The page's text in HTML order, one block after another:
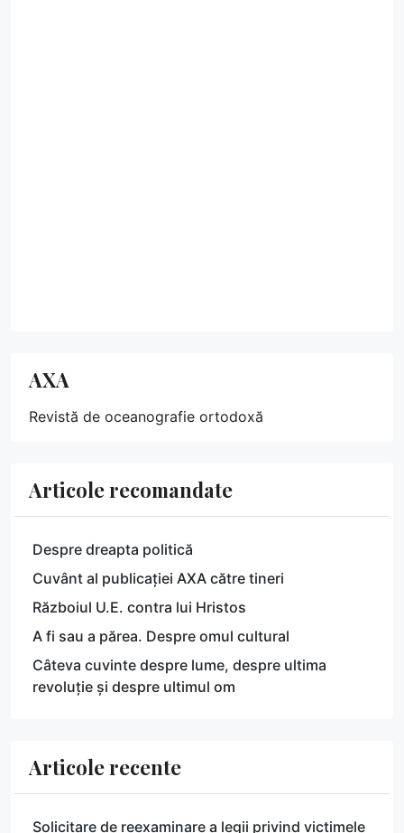
AXA
Revistă de oceanografie ortodoxă
Articole recomandate
Despre dreapta politică
Cuvânt al publicației AXA către tineri
Războiul U.E. contra lui Hristos
A fi sau a părea. Despre omul cultural
Câteva cuvinte despre lume, despre ultima
revoluție și despre ultimul om
Articole recente
Solicitare de reexaminare a legii privind victimele